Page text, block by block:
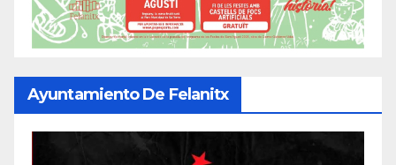
Ayuntamiento De Felanitx